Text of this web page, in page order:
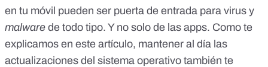
en tu móvil pueden ser puerta de entrada para virus y
malware de todo tipo. Y no solo de las apps. Como te
explicamos en este artículo, mantener al día las
actualizaciones del sistema operativo también te